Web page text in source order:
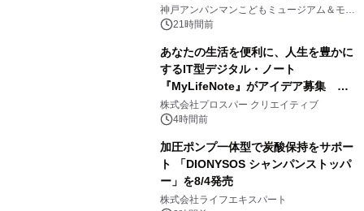
オープン
神戸アンパンマンこどもミュージアム＆モー
ル 21時間前
あなたの生活を便利に、人生を豊かに
するIT型デジタル・ノート
『MyLifeNote』がアイデア募集 優
秀賞100名に1年間無償試用
株式会社プロスパー クリエイティブ
4時間前
加圧ポンプ一体型で炭酸保持をサポー
ト 「DIONYSOS シャンパンストッパ
ー」を8/4発売
株式会社ライフエキスパート